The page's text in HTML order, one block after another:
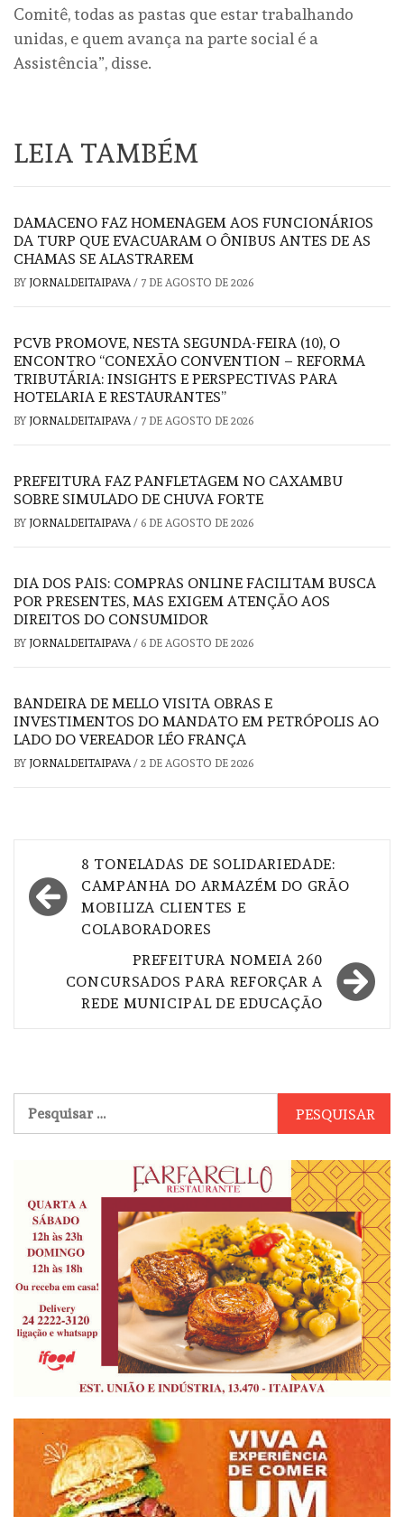
Comitê, todas as pastas que estar trabalhando
unidas, e quem avança na parte social é a
Assistência”, disse.
LEIA TAMBÉM
DAMACENO FAZ HOMENAGEM AOS FUNCIONÁRIOS
DA TURP QUE EVACUARAM O ÔNIBUS ANTES DE AS
CHAMAS SE ALASTRAREM
BY JORNALDEITAIPAVA/ 7 DE AGOSTO DE 2026
PCVB PROMOVE, NESTA SEGUNDA-FEIRA (10), O
ENCONTRO “CONEXÃO CONVENTION – REFORMA
TRIBUTÁRIA: INSIGHTS E PERSPECTIVAS PARA
HOTELARIA E RESTAURANTES”
BY JORNALDEITAIPAVA/ 7 DE AGOSTO DE 2026
PREFEITURA FAZ PANFLETAGEM NO CAXAMBU
SOBRE SIMULADO DE CHUVA FORTE
BY JORNALDEITAIPAVA/ 6 DE AGOSTO DE 2026
DIA DOS PAIS: COMPRAS ONLINE FACILITAM BUSCA
POR PRESENTES, MAS EXIGEM ATENÇÃO AOS
DIREITOS DO CONSUMIDOR
BY JORNALDEITAIPAVA/ 6 DE AGOSTO DE 2026
BANDEIRA DE MELLO VISITA OBRAS E
INVESTIMENTOS DO MANDATO EM PETRÓPOLIS AO
LADO DO VEREADOR LÉO FRANÇA
BY JORNALDEITAIPAVA/ 2 DE AGOSTO DE 2026
Navegação
de
Post
8 TONELADAS DE SOLIDARIEDADE:
CAMPANHA DO ARMAZÉM DO GRÃO
MOBILIZA CLIENTES E
COLABORADORES
PREFEITURA NOMEIA 260
CONCURSADOS PARA REFORÇAR A
REDE MUNICIPAL DE EDUCAÇÃO